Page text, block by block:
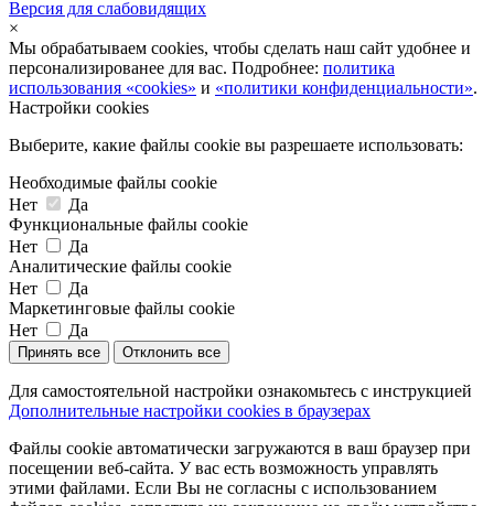
Версия для слабовидящих
×
Мы обрабатываем cookies, чтобы сделать наш сайт удобнее и
персонализированее для вас. Подробнее: политика
использования «cookies» и «политики конфиденциальности».
Настройки cookies
Выберите, какие файлы cookie вы разрешаете использовать:
Необходимые файлы cookie
Нет
Да
Функциональные файлы cookie
Нет
Да
Аналитические файлы cookie
Нет
Да
Маркетинговые файлы cookie
Нет
Да
Принять все Отклонить все
Для самостоятельной настройки ознакомьтесь с инструкцией
Дополнительные настройки cookies в браузерах
Файлы cookie автоматически загружаются в ваш браузер при
посещении веб-сайта. У вас есть возможность управлять
этими файлами. Если Вы не согласны с использованием